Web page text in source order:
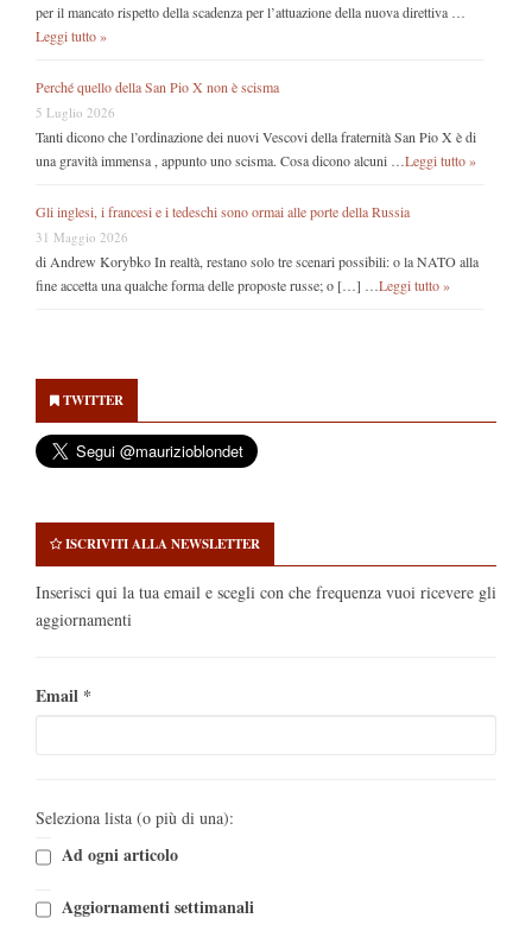
per il mancato rispetto della scadenza per l’attuazione della nuova direttiva …
Leggi tutto »
Perché quello della San Pio X non è scisma
5 Luglio 2026
Tanti dicono che l’ordinazione dei nuovi Vescovi della fraternità San Pio X è di
una gravità immensa , appunto uno scisma. Cosa dicono alcuni … Leggi tutto »
Gli inglesi, i francesi e i tedeschi sono ormai alle porte della Russia
31 Maggio 2026
di Andrew Korybko In realtà, restano solo tre scenari possibili: o la NATO alla
fine accetta una qualche forma delle proposte russe; o […] … Leggi tutto »
Sidebar
TWITTER
ISCRIVITI ALLA NEWSLETTER
Inserisci qui la tua email e scegli con che frequenza vuoi ricevere gli
aggiornamenti
Email *
Seleziona lista (o più di una):
Ad ogni articolo
Aggiornamenti settimanali